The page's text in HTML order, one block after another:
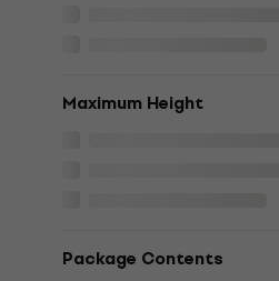
Maximum Height
Package Contents